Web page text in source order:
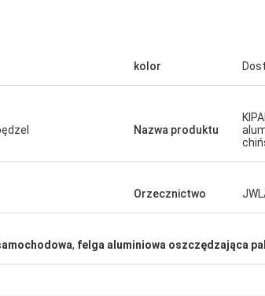
kolor
Nazwa produktu
Orzecznictwo
, felga aluminiowa oszczędzająca